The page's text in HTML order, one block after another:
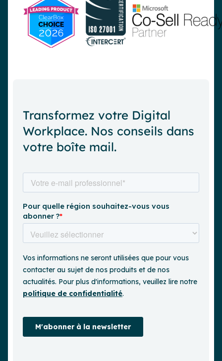
Transformez votre Digital
Workplace. Nos conseils dans
votre boîte mail.